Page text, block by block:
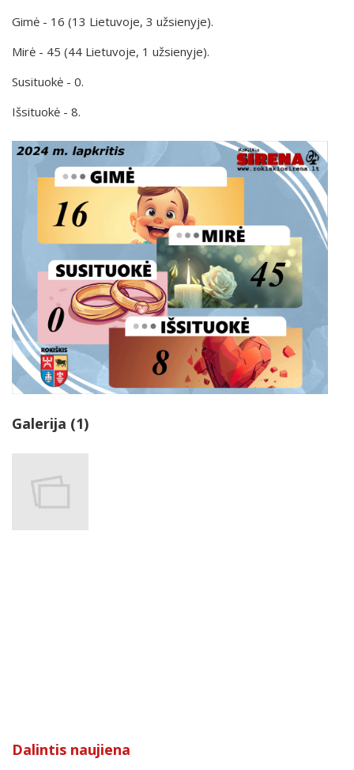
Gimė - 16 (13 Lietuvoje, 3 užsienyje).
Mirė - 45 (44 Lietuvoje, 1 užsienyje).
Susituokė - 0.
Išsituokė - 8.
Galerija (1)
Dalintis naujiena